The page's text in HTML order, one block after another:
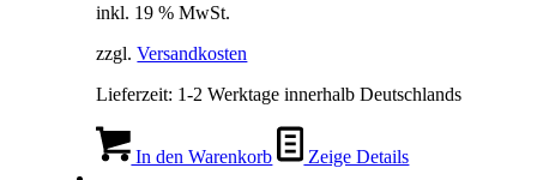
inkl. 19 % MwSt.
zzgl.Versandkosten
Lieferzeit: 1-2 Werktage innerhalb Deutschlands
In den Warenkorb Zeige Details